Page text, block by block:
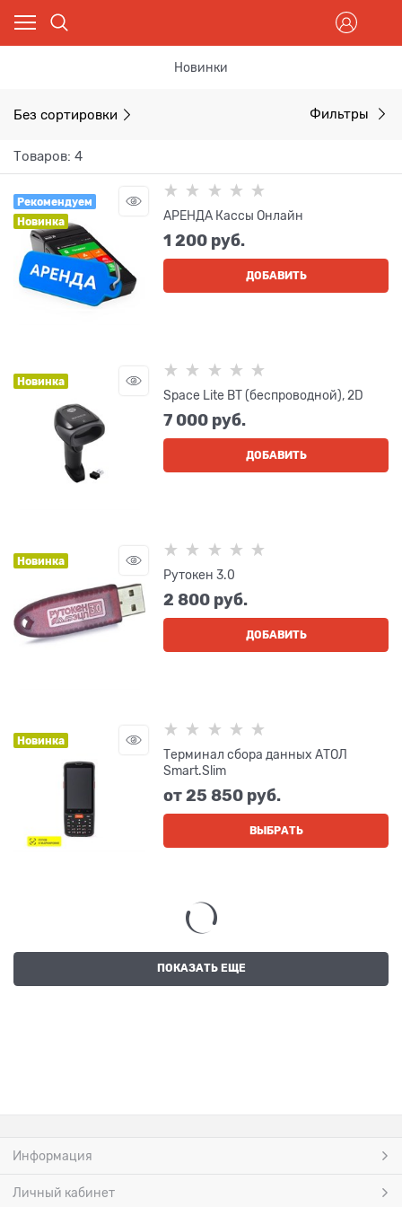
Новинки
Без сортировки Фильтры
Товаров: 4
Рекомендуем
Новинка
АРЕНДА Кассы Онлайн
1 200 руб.
ДОБАВИТЬ
Новинка
Space Lite BT (беспроводной), 2D
7 000 руб.
ДОБАВИТЬ
Новинка
Рутокен 3.0
2 800 руб.
ДОБАВИТЬ
Новинка
Терминал сбора данных АТОЛ
Smart.Slim
от25 850 руб.
ВЫБРАТЬ
ПОКАЗАТЬ ЕЩЕ
Информация
Личный кабинет